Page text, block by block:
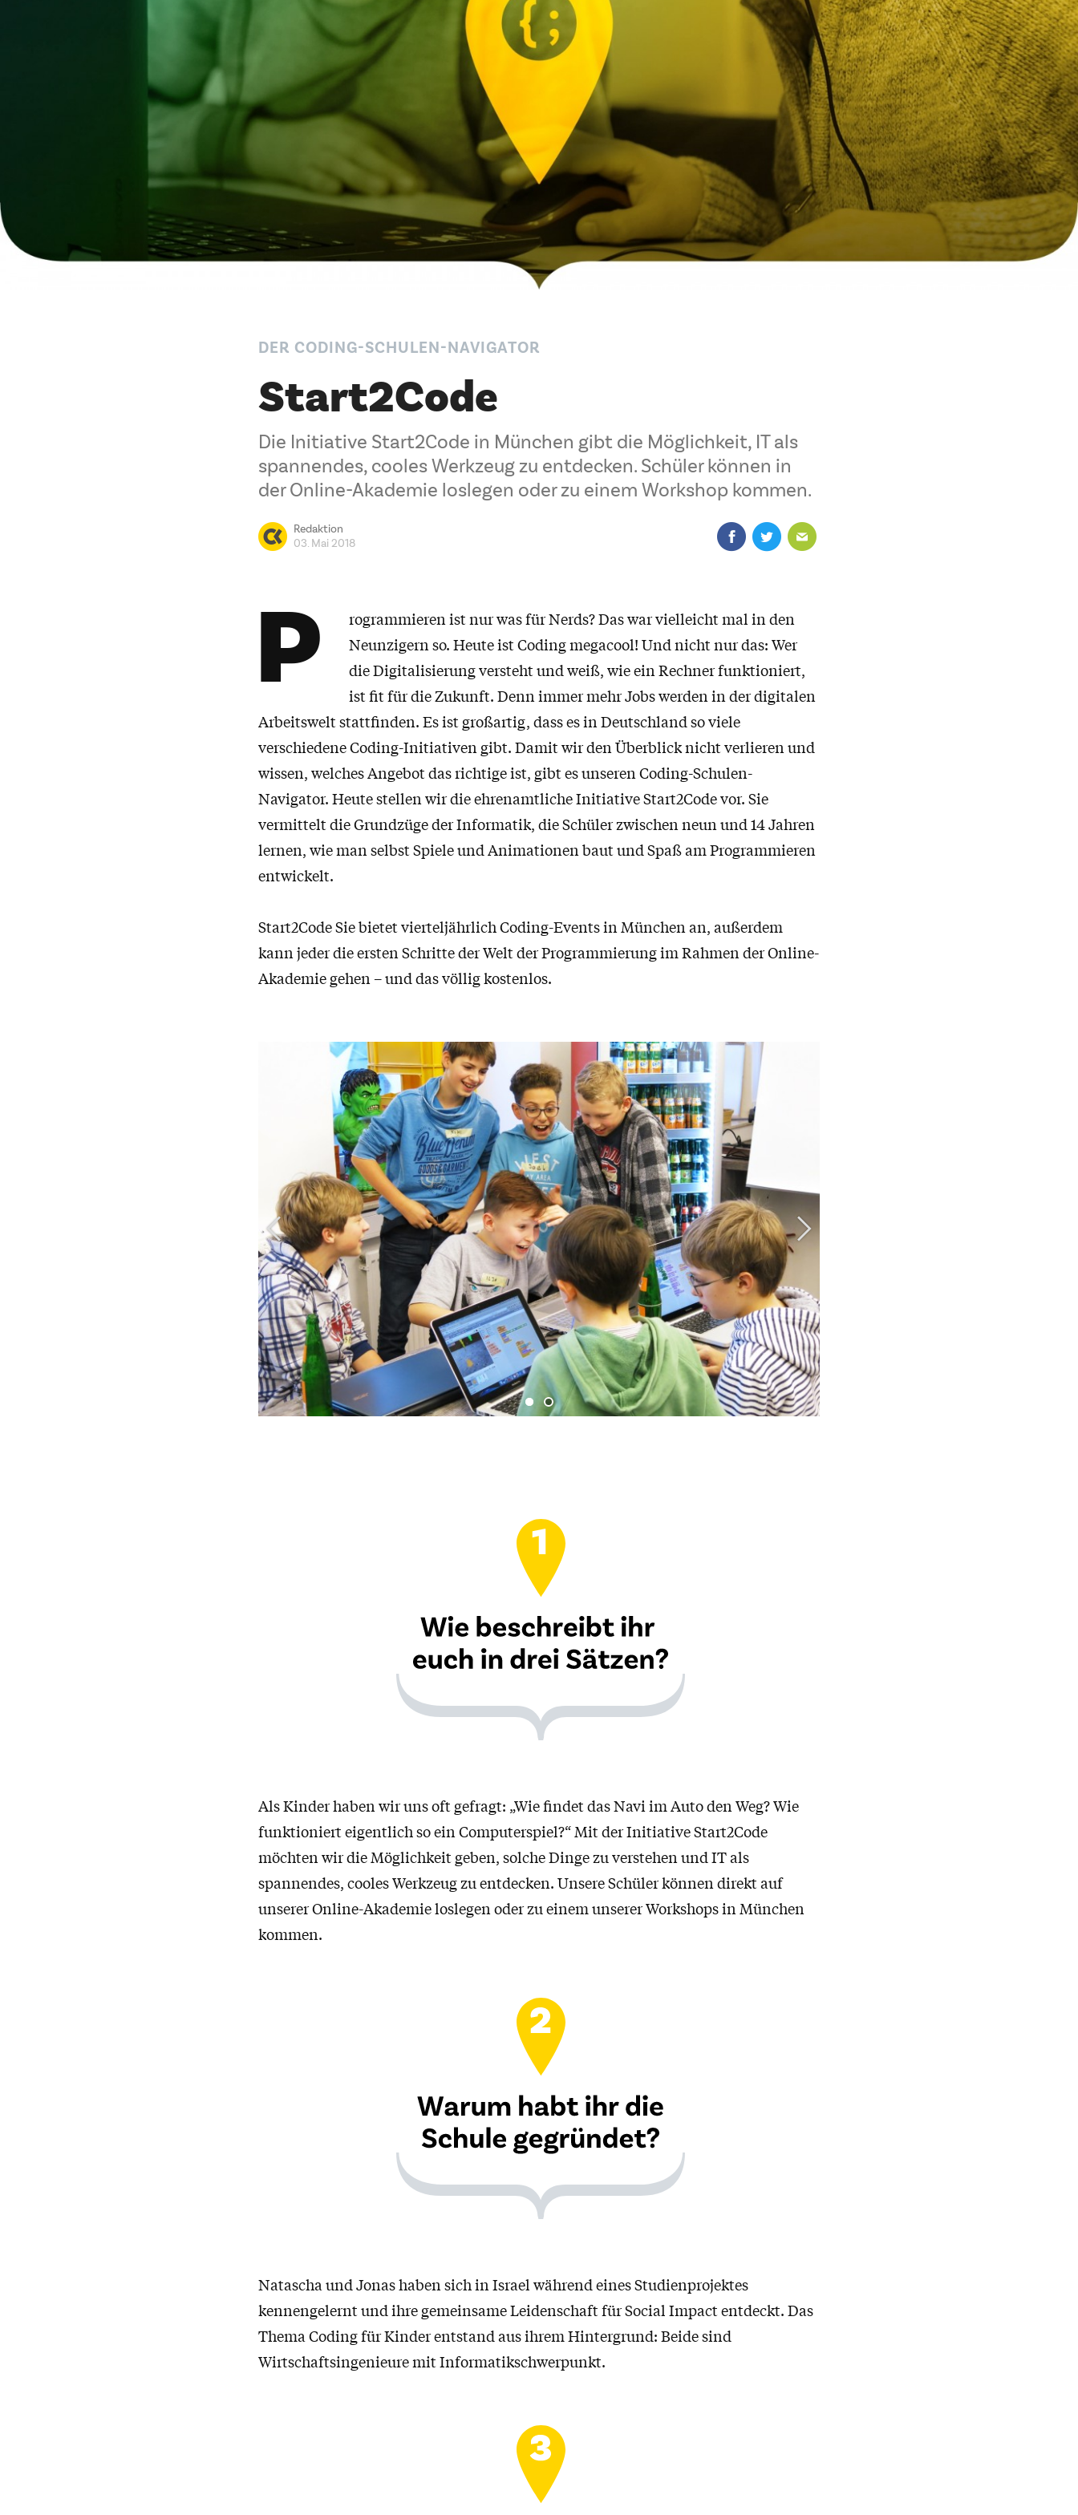
DER CODING-SCHULEN-NAVIGATOR
Start2Code
Die Initiative Start2Code in München gibt die Möglichkeit, IT als
spannendes, cooles Werkzeug zu entdecken. Schüler können in
der Online-Akademie loslegen oder zu einem Workshop kommen.
Redaktion
03. Mai 2018
P
rogrammieren ist nur was für Nerds? Das war vielleicht mal in den
Neunzigern so. Heute ist Coding megacool! Und nicht nur das: Wer
die Digitalisierung versteht und weiß, wie ein Rechner funktioniert,
ist fit für die Zukunft. Denn immer mehr Jobs werden in der digitalen
Arbeitswelt stattfinden. Es ist großartig, dass es in Deutschland so viele
verschiedene Coding-Initiativen gibt. Damit wir den Überblick nicht verlieren und
wissen, welches Angebot das richtige ist, gibt es unseren Coding-Schulen-
Navigator. Heute stellen wir die ehrenamtliche Initiative Start2Code vor. Sie
vermittelt die Grundzüge der Informatik, die Schüler zwischen neun und 14 Jahren
lernen, wie man selbst Spiele und Animationen baut und Spaß am Programmieren
entwickelt.
Start2Code Sie bietet vierteljährlich Coding-Events in München an, außerdem
kann jeder die ersten Schritte der Welt der Programmierung im Rahmen der Online-
Akademie gehen – und das völlig kostenlos.
Als Kinder haben wir uns oft gefragt: „Wie findet das Navi im Auto den Weg? Wie
funktioniert eigentlich so ein Computerspiel?“ Mit der Initiative Start2Code
möchten wir die Möglichkeit geben, solche Dinge zu verstehen und IT als
spannendes, cooles Werkzeug zu entdecken. Unsere Schüler können direkt auf
unserer Online-Akademie loslegen oder zu einem unserer Workshops in München
kommen.
Natascha und Jonas haben sich in Israel während eines Studienprojektes
kennengelernt und ihre gemeinsame Leidenschaft für Social Impact entdeckt. Das
Thema Coding für Kinder entstand aus ihrem Hintergrund: Beide sind
Wirtschaftsingenieure mit Informatikschwerpunkt.